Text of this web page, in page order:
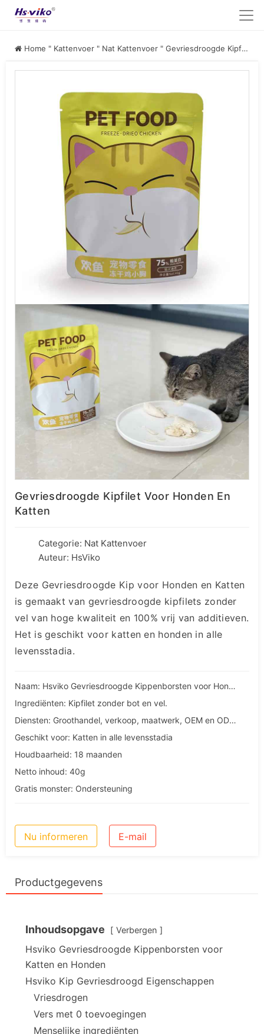
Home " Kattenvoer " Nat Kattenvoer " Gevriesdroogde Kipfilet voor Honden en Katten
Gevriesdroogde Kipfilet Voor Honden En
Katten
Categorie: Nat Kattenvoer
Auteur: HsViko
Deze Gevriesdroogde Kip voor Honden en Katten
is gemaakt van gevriesdroogde kipfilets zonder
vel van hoge kwaliteit en 100% vrij van additieven.
Het is geschikt voor katten en honden in alle
levensstadia.
Naam: Hsviko Gevriesdroogde Kippenborsten voor Honden en Katten
Ingrediënten: Kipfilet zonder bot en vel.
Diensten: Groothandel, verkoop, maatwerk, OEM en ODM diensten
Geschikt voor: Katten in alle levensstadia
Houdbaarheid: 18 maanden
Netto inhoud: 40g
Gratis monster: Ondersteuning
Nu informeren E-mail
Productgegevens
Inhoudsopgave Verbergen
Hsviko Gevriesdroogde Kippenborsten voor
Katten en Honden
Hsviko Kip Gevriesdroogd Eigenschappen
Vriesdrogen
Vers met 0 toevoegingen
Menselijke ingrediënten